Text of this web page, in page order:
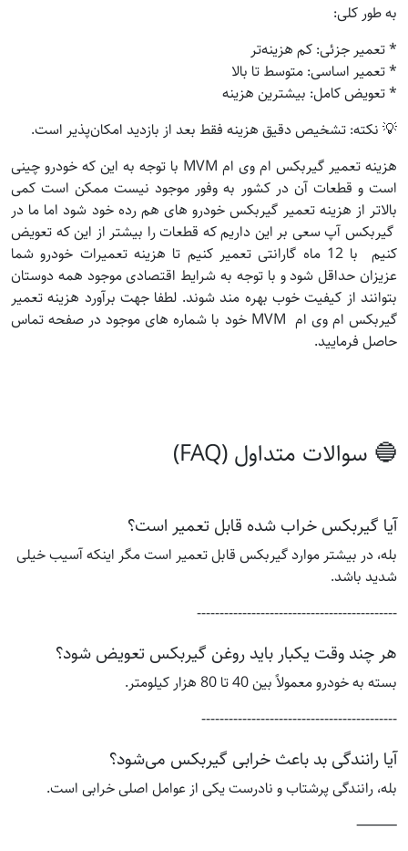
به طور کلی:
* تعمیر جزئی: کم هزینه‌تر
* تعمیر اساسی: متوسط تا بالا
* تعویض کامل: بیشترین هزینه
💡 نکته: تشخیص دقیق هزینه فقط بعد از بازدید امکان‌پذیر است.
هزینه تعمیر گیربکس ام وی ام MVM با توجه به این که خودرو چینی
است و قطعات آن در کشور به وفور موجود نیست ممکن است کمی
بالاتر از هزینه تعمیر گیربکس خودرو های هم رده خود شود اما ما در
گیربکس آپ سعی بر این داریم که قطعات را بیشتر از این که تعویض
کنیم با 12 ماه گارانتی تعمیر کنیم تا هزینه تعمیرات خودرو شما
عزیزان حداقل شود و با توجه به شرایط اقتصادی موجود همه دوستان
بتوانند از کیفیت خوب بهره مند شوند. لطفا جهت برآورد هزینه تعمیر
گیربکس ام وی ام MVM خود با شماره های موجود در صفحه تماس
حاصل فرمایید.
🔵 سوالات متداول (FAQ)
آیا گیربکس خراب شده قابل تعمیر است؟
بله، در بیشتر موارد گیربکس قابل تعمیر است مگر اینکه آسیب خیلی
شدید باشد.
--------------------------------------------
هر چند وقت یکبار باید روغن گیربکس تعویض شود؟
بسته به خودرو معمولاً بین 40 تا 80 هزار کیلومتر.
-------------------------------------------
آیا رانندگی بد باعث خرابی گیربکس می‌شود؟
بله، رانندگی پرشتاب و نادرست یکی از عوامل اصلی خرابی است.
⸻